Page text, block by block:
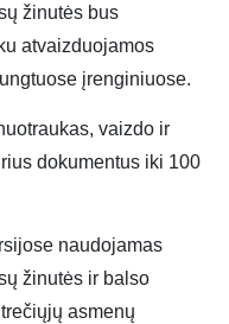
žinutės bus
atvaizduojamos
įrenginiuose.
vaizdo ir
dokumentus iki 100
naudojamas
žinutės ir balso
asmenų